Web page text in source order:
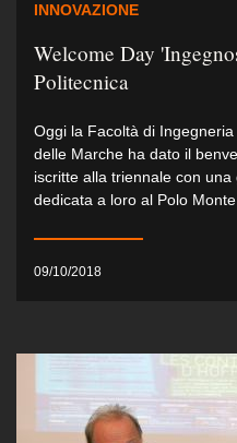
INNOVAZIONE
Welcome Day
Politecnica
Oggi la Facoltà di Ingegneria
delle Marche ha dato il
iscritte alla triennale con
dedicata a loro al Polo Monte
09/10/2018